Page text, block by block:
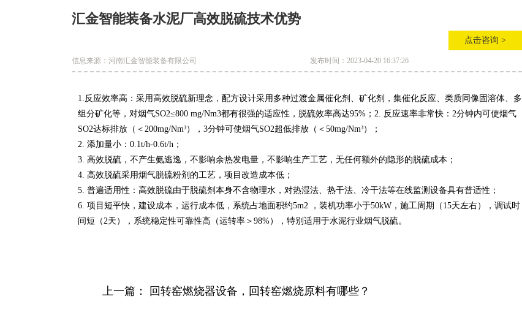
汇金智能装备水泥厂高效脱硫技术优势
信息来源：河南汇金智能装备有限公司 发布时间：2023-04-20 16:37:26
点击咨询 >
1.反应效率高：采用高效脱硫新理念，配方设计采用多种过渡金属催化剂、矿化剂，集催化反应、类质同像固溶体、多
组分矿化等，对烟气SO2≤800 mg/Nm3都有很强的适应性，脱硫效率高达95%；2. 反应速率非常快：2分钟内可使烟气
SO2达标排放（＜200mg/Nm³），3分钟可使烟气SO2超低排放（＜50mg/Nm³）；
2. 添加量小：0.1t/h-0.6t/h；
3. 高效脱硫，不产生氨逃逸，不影响余热发电量，不影响生产工艺，无任何额外的隐形的脱硫成本；
4. 高效脱硫采用烟气脱硫粉剂的工艺，项目改造成本低；
5. 普遍适用性：高效脱硫由于脱硫剂本身不含物理水，对热湿法、热干法、冷干法等在线监测设备具有普适性；
6. 项目短平快，建设成本，运行成本低，系统占地面积约5m2 ，装机功率小于50kW，施工周期（15天左右），调试时
间短（2天），系统稳定性可靠性高（运转率＞98%），特别适用于水泥行业烟气脱硫。
上一篇： 回转窑燃烧器设备，回转窑燃烧原料有哪些？